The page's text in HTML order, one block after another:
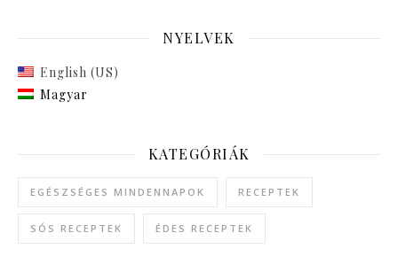
NYELVEK
English (US)
Magyar
KATEGÓRIÁK
EGÉSZSÉGES MINDENNAPOK RECEPTEK
SÓS RECEPTEK ÉDES RECEPTEK